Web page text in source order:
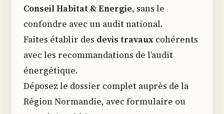
Conseil Habitat & Energie, sans le
confondre avec un audit national.
Faites établir des devis travaux cohérents
avec les recommandations de l’audit
énergétique.
Déposez le dossier complet auprès de la
Région Normandie, avec formulaire ou